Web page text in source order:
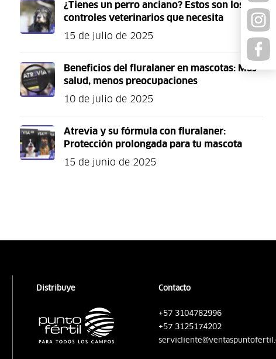
¿Tienes un perro anciano? Estos son los
controles veterinarios que necesita
15 de julio de 2025
Beneficios del fluralaner en mascotas: Más
salud, menos preocupaciones
10 de julio de 2025
Atrevia y su fórmula con fluralaner:
Protección prolongada para tu mascota
15 de junio de 2025
Distribuye Contacto
+57 3104782996
+57 3125174202